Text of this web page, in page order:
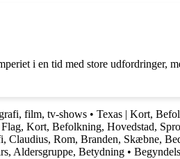
i en tid med store udfordringer,
film, tv-shows • Texas | Kort,
Kort, Befolkning, Hovedstad,
Claudius, Rom, Branden, Skæbne,
Aldersgruppe, Betydning •